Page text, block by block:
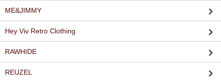
ME&JIMMY
Hey Viv Retro Clothing
RAWHIDE
REUZEL